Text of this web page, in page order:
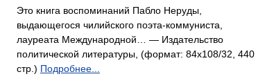
Это книга воспоминаний Пабло Неруды,
выдающегося чилийского поэта-коммуниста,
лауреата Международной… — Издательство
политической литературы, (формат: 84x108/32, 440
стр.) Подробнее...